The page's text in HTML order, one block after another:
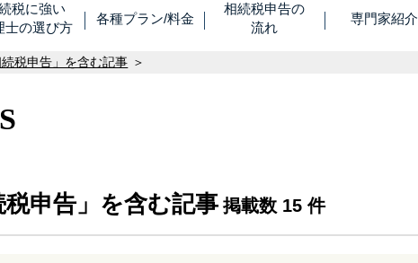
税に強い
士の選び方
各種プラン/料金
相続税申告の
流れ
専門家紹介
税申告」を含む記事
申告」を含む記事 掲載数 15 件